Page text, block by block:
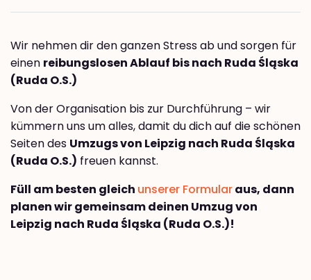
Wir nehmen dir den ganzen Stress ab und sorgen für
einen reibungslosen Ablauf bis nach Ruda Śląska
(Ruda O.S.)
Von der Organisation bis zur Durchführung – wir
kümmern uns um alles, damit du dich auf die schönen
Seiten des Umzugs von Leipzig nach Ruda Śląska
(Ruda O.S.) freuen kannst.
Füll am besten gleich unserer Formularaus, dann
planen wir gemeinsam deinen Umzug von
Leipzig nach Ruda Śląska (Ruda O.S.)!